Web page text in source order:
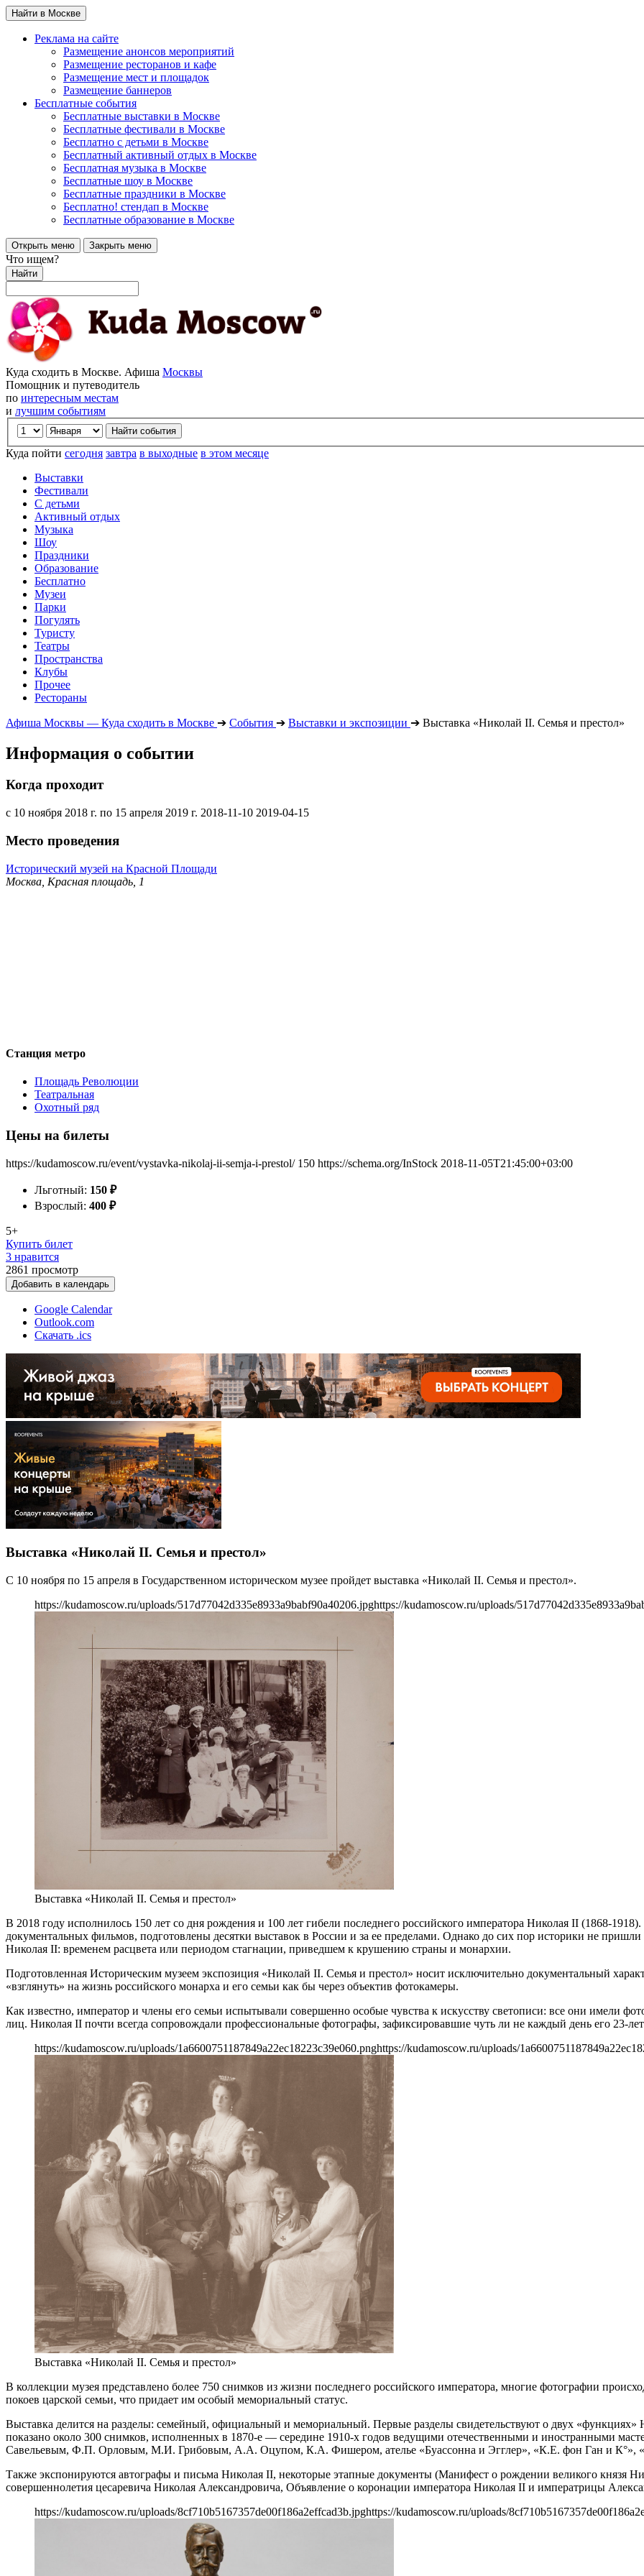
Найти в Москве
Реклама на сайте
Размещение анонсов мероприятий
Размещение ресторанов и кафе
Размещение мест и площадок
Размещение баннеров
Бесплатные события
Бесплатные выставки в Москве
Бесплатные фестивали в Москве
Бесплатно с детьми в Москве
Бесплатный активный отдых в Москве
Бесплатная музыка в Москве
Бесплатные шоу в Москве
Бесплатные праздники в Москве
Бесплатно! стендап в Москве
Бесплатные образование в Москве
Открыть меню Закрыть меню
Что ищем?
Найти
Куда сходить в Москве. Афиша Москвы
Помощник и путеводитель
по интересным местам
и лучшим событиям
Куда пойти сегодня завтра в выходные в этом месяце
Выставки
Фестивали
С детьми
Активный отдых
Музыка
Шоу
Праздники
Образование
Бесплатно
Музеи
Парки
Погулять
Туристу
Театры
Пространства
Клубы
Прочее
Рестораны
Афиша Москвы — Куда сходить в Москве ➔ События ➔ Выставки и экспозиции ➔ Выставка «Николай II. Семья и престол»
Информация о событии
Когда проходит
с 10 ноября 2018 г. по 15 апреля 2019 г. 2018-11-10 2019-04-15
Место проведения
Исторический музей на Красной Площади
Москва, Красная площадь, 1
Станция метро
Площадь Революции
Театральная
Охотный ряд
Цены на билеты
https://kudamoscow.ru/event/vystavka-nikolaj-ii-semja-i-prestol/ 150 https://schema.org/InStock 2018-11-05T21:45:00+03:00
Льготный: 150 ₽
Взрослый: 400 ₽
5+
Купить билет
3 нравится
2861 просмотр
Добавить в календарь
Google Calendar
Outlook.com
Скачать .ics
Выставка «Николай II. Семья и престол»
С 10 ноября по 15 апреля в Государственном историческом музее пройдет выставка «Николай II. Семья и престол».
https://kudamoscow.ru/uploads/517d77042d335e8933a9babf90a40206.jpghttps://kudamoscow.ru/uploads/
Выставка «Николай II. Семья и престол»
В 2018 году исполнилось 150 лет со дня рождения и 100 лет гибели последнего российского императора Николая II
документальных фильмов, подготовлены десятки выставок в России и за ее пределами. Однако до сих пор историки не
Николая II: временем расцвета или периодом стагнации, приведшем к крушению страны и монархии.
Подготовленная Историческим музеем экспозиция «Николай II. Семья и престол» носит исключительно документальный
«взглянуть» на жизнь российского монарха и его семьи как бы через объектив фотокамеры.
Как известно, император и члены его семьи испытывали совершенно особые чувства к искусству светописи: все они имели
лиц. Николая II почти всегда сопровождали профессиональные фотографы, зафиксировавшие чуть ли не каждый день его
https://kudamoscow.ru/uploads/1a6600751187849a22ec18223c39e060.pnghttps://kudamoscow.ru/uploads/
Выставка «Николай II. Семья и престол»
В коллекции музея представлено более 750 снимков из жизни последнего российского императора, многие фотографии
покоев царской семьи, что придает им особый мемориальный статус.
Выставка делится на разделы: семейный, официальный и мемориальный. Первые разделы свидетельствуют о двух
показано около 300 снимков, исполненных в 1870‐е — середине 1910‐х годов ведущими отечественными и иностранными
Савельевым, Ф.П. Орловым, М.И. Грибовым, А.А. Оцупом, К.А. Фишером, ателье «Буассонна и Эгглер», «К.Е. фон Ган и К°»,
Также экспонируются автографы и письма Николая II, некоторые этапные документы (Манифест о рождении великого князя
совершеннолетия цесаревича Николая Александровича, Объявление о коронации императора Николая II и императрицы
https://kudamoscow.ru/uploads/8cf710b5167357de00f186a2effcad3b.jpghttps://kudamoscow.ru/uploads/